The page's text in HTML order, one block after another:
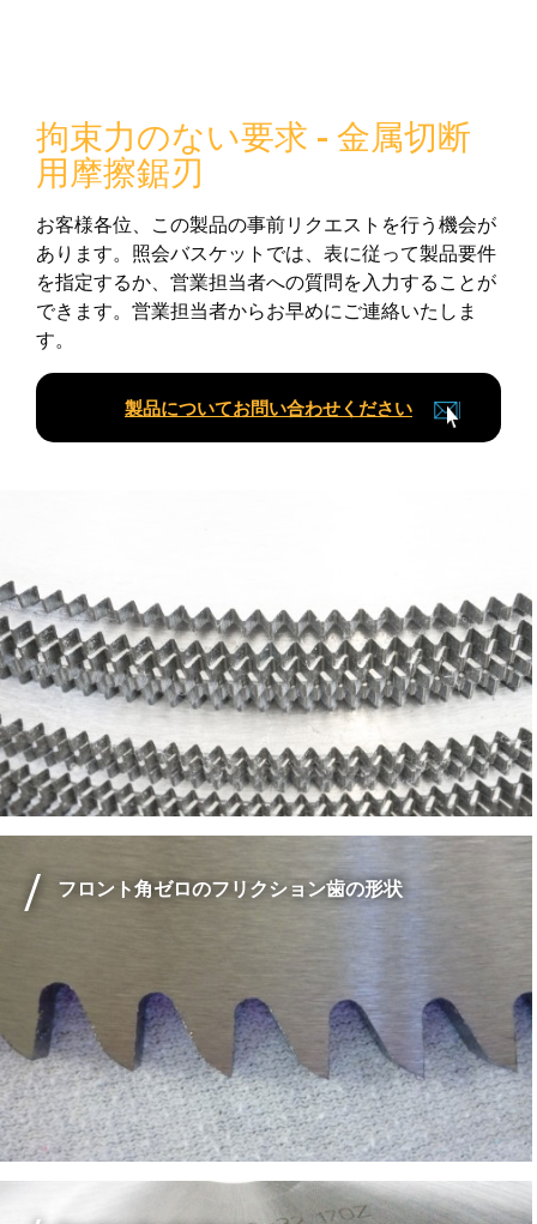
拘束力のない要求 - 金属切断
用摩擦鋸刃
お客様各位、この製品の事前リクエストを行う機会が
あります。照会バスケットでは、表に従って製品要件
を指定するか、営業担当者への質問を入力することが
できます。営業担当者からお早めにご連絡いたしま
す。
製品についてお問い合わせください
フロント角ゼロのフリクション歯の形状